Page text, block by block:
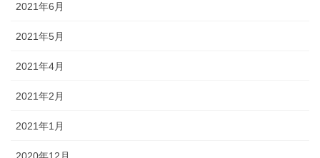
2021年6月
2021年5月
2021年4月
2021年2月
2021年1月